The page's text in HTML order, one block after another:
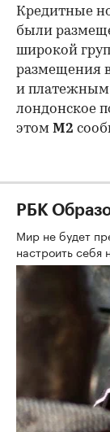
Кредитные
были
широкой
размещения
и платежным
лондонское
этом М2
РБК
Мир не будет
настроить себя